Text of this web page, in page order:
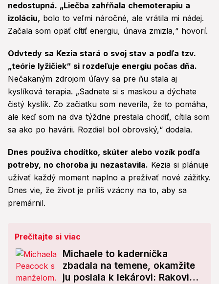
nedostupná. „Liečba zahŕňala chemoterapiu a
izoláciu, bolo to veľmi náročné, ale vrátila mi nádej.
Začala som opäť cítiť energiu, únava zmizla,“ hovorí.
Odvtedy sa Kezia stará o svoj stav a podľa tzv.
„teórie lyžičiek“ si rozdeľuje energiu počas dňa.
Nečakaným zdrojom úľavy sa pre ňu stala aj
kyslíková terapia. „Sadnete si s maskou a dýchate
čistý kyslík. Zo začiatku som neverila, že to pomáha,
ale keď som na dva týždne prestala chodiť, cítila som
sa ako po havárii. Rozdiel bol obrovský,“ dodala.
Dnes používa chodítko, skúter alebo vozík podľa
potreby, no choroba ju nezastavila. Kezia si plánuje
užívať každý moment naplno a prežívať nové zážitky.
Dnes vie, že život je príliš vzácny na to, aby sa
premárnil.
Prečítajte si viac
Michaele to kaderníčka
zbadala na temene, okamžite
ju poslala k lekárovi: Rakovina!